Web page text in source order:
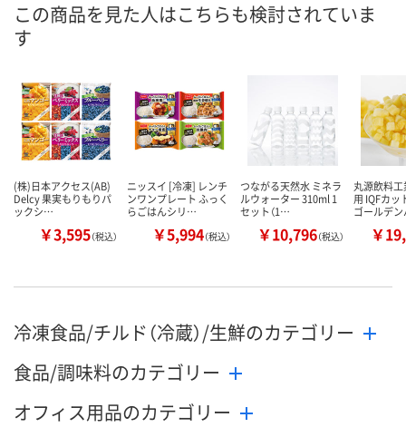
この商品を見た人はこちらも検討されていま
す
(株)日本アクセス(AB)
Delcy 果実もりもりパ
ックシ…
￥3,595（税込）
ニッスイ [冷凍] レンチ
ンワンプレート ふっく
らごはんシリ…
￥5,994（税込）
つながる天然水 ミネラ
ルウォーター 310ml 1
セット（1…
￥10,796（税込）
丸源飲料
用 IQFカッ
ゴールデ
￥
冷凍食品/チルド（冷蔵）/生鮮のカテゴリー
食品/調味料のカテゴリー
オフィス用品のカテゴリー